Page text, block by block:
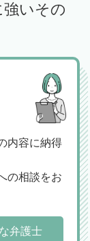
強いその
内容に納得
の相談をお
弁護士